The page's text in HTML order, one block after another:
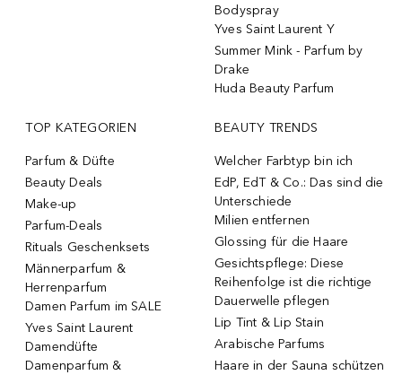
Bodyspray
Yves Saint Laurent Y
Summer Mink - Parfum by
Drake
Huda Beauty Parfum
TOP KATEGORIEN
Parfum & Düfte
Beauty Deals
Make-up
Parfum-Deals
Rituals Geschenksets
Männerparfum &
Herrenparfum
Damen Parfum im SALE
Yves Saint Laurent
Damendüfte
Damenparfum &
BEAUTY TRENDS
Welcher Farbtyp bin ich
EdP, EdT & Co.: Das sind die
Unterschiede
Milien entfernen
Glossing für die Haare
Gesichtspflege: Diese
Reihenfolge ist die richtige
Dauerwelle pflegen
Lip Tint & Lip Stain
Arabische Parfums
Haare in der Sauna schützen